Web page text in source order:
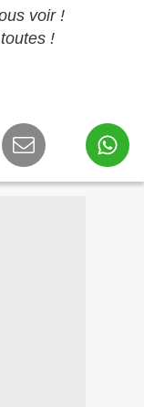
voir !
!